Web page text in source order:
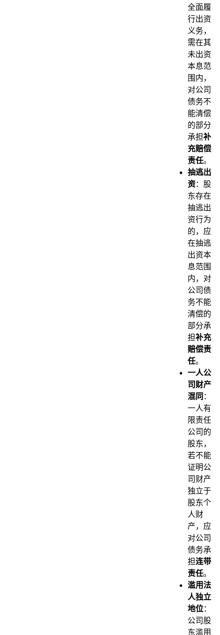
全面履
行出资
义务，
需在其
未出资
本息范
围内，
对公司
债务不
能清偿
的部分
承担补
充赔偿
责任。
抽逃出
资：股
东存在
抽逃出
资行为
的，应
在抽逃
出资本
息范围
内，对
公司债
务不能
清偿的
部分承
担补充
赔偿责
任。
一人公
司财产
混同 ：
一人有
限责任
公司的
股东，
若不能
证明公
司财产
独立于
股东个
人财
产，应
对公司
债务承
担连带
责任。
滥用法
人独立
地位：
公司股
东滥用